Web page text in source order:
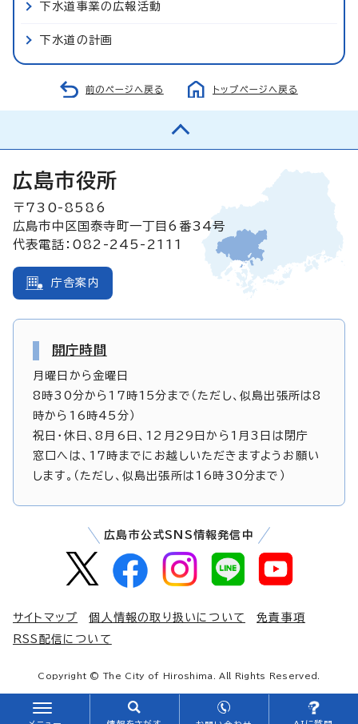
下水道事業の広報活動
下水道の計画
前のページへ戻る トップページへ戻る
広島市役所
〒730-8586
広島市中区国泰寺町一丁目6番34号
代表電話：082-245-2111
庁舎案内
開庁時間
月曜日から金曜日
8時30分から17時15分まで（ただし、似島出張所は8
時から16時45分）
祝日・休日、8月6日、12月29日から1月3日は閉庁
窓口へは、17時までにお越しいただきますようお願い
します。（ただし、似島出張所は16時30分まで）
広島市公式SNS情報発信中
サイトマップ 個人情報の取り扱いについて
免責事項
RSS配信について
Copyright © The City of Hiroshima. All Rights Reserved.